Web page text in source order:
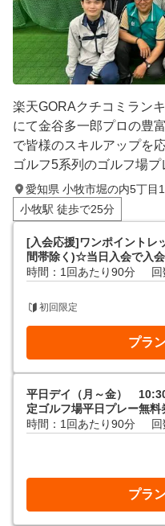
楽天GORAクチコミラン
にて金谷多一郎プロの豊
で皆様のスキルアップを
ゴルフ5系列のゴルフ場
愛知県 小牧市堀の内5丁目
小牧駅 徒歩で25分
[入会応援]ワンポイント
間帯除く)☆当日入会で入
時間：1回あたり90分
回
初回限定
プラ
平日デイ（月～金）
定ゴルフ場平日プレー無料
時間：1回あたり90分
プラ